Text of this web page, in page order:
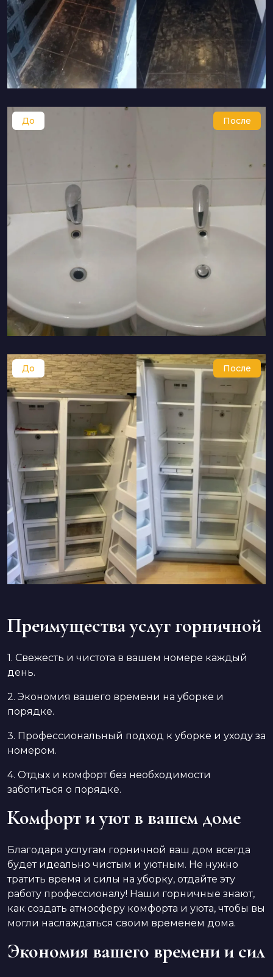
Преимущества услуг горничной
1. Свежесть и чистота в вашем номере каждый
день.
2. Экономия вашего времени на уборке и
порядке.
3. Профессиональный подход к уборке и уходу за
номером.
4. Отдых и комфорт без необходимости
заботиться о порядке.
Комфорт и уют в вашем доме
Благодаря услугам горничной ваш дом всегда
будет идеально чистым и уютным. Не нужно
тратить время и силы на уборку, отдайте эту
работу профессионалу! Наши горничные знают,
как создать атмосферу комфорта и уюта, чтобы вы
могли наслаждаться своим временем дома.
Экономия вашего времени и сил